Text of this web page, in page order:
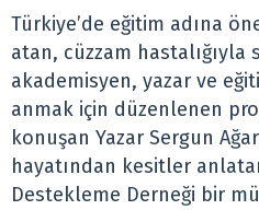
Türkiye’de eğitim adına
atan, cüzzam hastalığıyla
akademisyen, yazar ve
anmak için düzenlenen
konuşan Yazar Sergun
hayatından kesitler
Destekleme Derneği bir